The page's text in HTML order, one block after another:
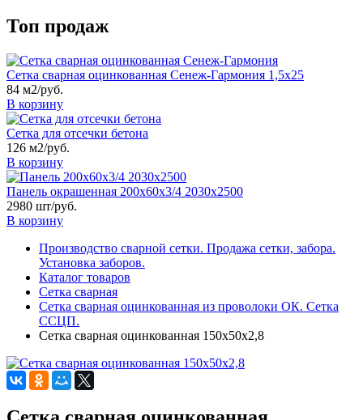
Топ продаж
Сетка сварная оцинкованная Сенеж-Гармония 1,5х25
84 м2/руб.
В корзину
Сетка для отсечки бетона
126 м2/руб.
В корзину
Панель окрашенная 200х60х3/4 2030х2500
2980 шт/руб.
В корзину
Производство сварной сетки. Продажа сетки, забора.
Установка заборов.
Каталог товаров
Сетка сварная
Сетка сварная оцинкованная из проволоки ОК. Сетка
ССЦП.
Сетка сварная оцинкованная 150х50х2,8